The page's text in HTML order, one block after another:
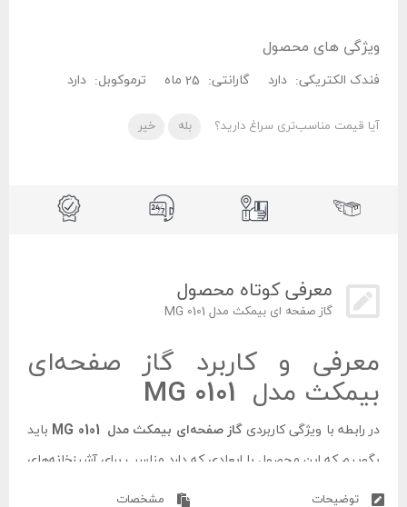
ویژگی های محصول
فندک الکتریکی: دارد گارانتی: ترموکوبل: دارد
آیا قیمت مناسب‌تری سراغ دارید؟ بله خیر
معرفی کوتاه محصول
گاز صفحه ای بیمکث مدل MG 0101
معرفی و کاربرد گاز صفحه‌ای
بیمکث مدل MG 0101
در رابطه با ویژگی کاربردیگاز صفحه‌ای بیمکث مدل MG 0101
باید
بگوییم که این محصول با ابعادی که دارد مناسب برای آشپزخانه‌های
کوچک و یا سوییت‌ می‌باشد. البته اجاق گازهای تک شعله در
توضیحات مشخصات